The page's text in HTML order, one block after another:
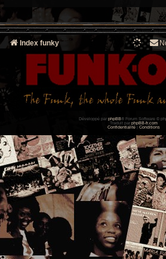
Index funky
Développé par phpBB® Forum Software ©
Traduit par phpBB-fr.com
Confidentialité
Conditions